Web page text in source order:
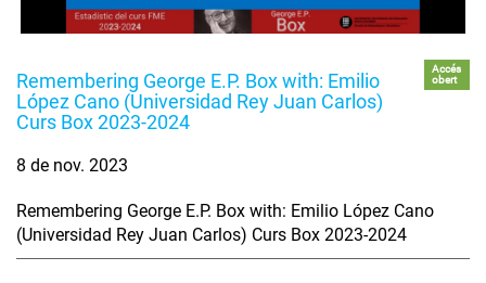
Remembering George E.P. Box with: Emilio
López Cano (Universidad Rey Juan Carlos)
Curs Box 2023-2024
Accés
obert
8 de nov. 2023
Remembering George E.P. Box with: Emilio López Cano
(Universidad Rey Juan Carlos) Curs Box 2023-2024